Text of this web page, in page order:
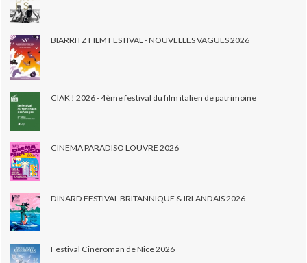
BIARRITZ FILM FESTIVAL - NOUVELLES VAGUES 2026
CIAK ! 2026 - 4ème festival du film italien de patrimoine
CINEMA PARADISO LOUVRE 2026
DINARD FESTIVAL BRITANNIQUE & IRLANDAIS 2026
Festival Cinéroman de Nice 2026